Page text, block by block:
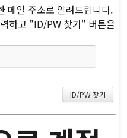
메일 주소로 알려드립니다.
하고 "ID/PW 찾기" 버튼을